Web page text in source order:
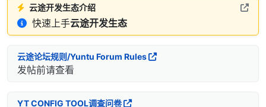
云途开发生态介绍
快速上手云途开发生态
云途论坛规则/Yuntu Forum Rules
发帖前请查看
YT CONFIG TOOL调查问卷